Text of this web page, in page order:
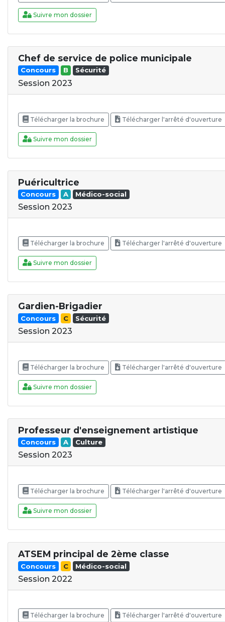
Suivre mon dossier
Chef de service de police municipale
Concours B Sécurité
Session 2023
Télécharger la brochure Télécharger l'arrêté d'ouverture
Suivre mon dossier
Puéricultrice
Concours A Médico-social
Session 2023
Télécharger la brochure Télécharger l'arrêté d'ouverture
Suivre mon dossier
Gardien-Brigadier
Concours C Sécurité
Session 2023
Télécharger la brochure Télécharger l'arrêté d'ouverture
Suivre mon dossier
Professeur d'enseignement artistique
Concours A Culture
Session 2023
Télécharger la brochure Télécharger l'arrêté d'ouverture
Suivre mon dossier
ATSEM principal de 2ème classe
Concours C Médico-social
Session 2022
Télécharger la brochure Télécharger l'arrêté d'ouverture